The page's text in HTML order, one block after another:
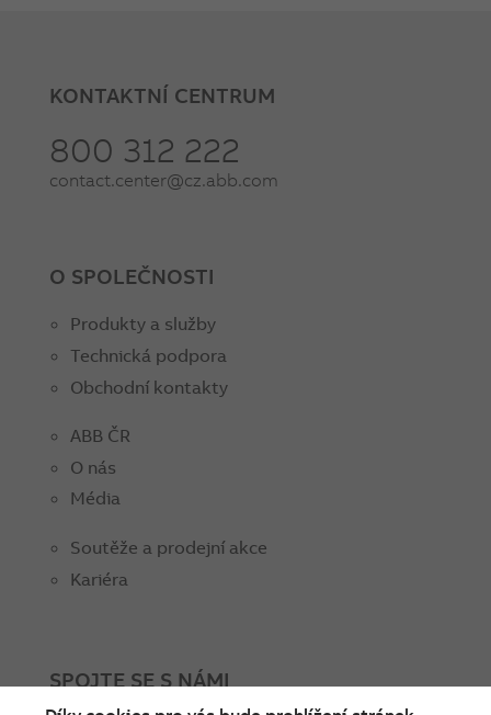
KONTAKTNÍ CENTRUM
800 312 222
contact.center@cz.abb.com
O SPOLEČNOSTI
Produkty a služby
Technická podpora
Obchodní kontakty
ABB ČR
O nás
Média
Soutěže a prodejní akce
Kariéra
SPOJTE SE S NÁMI